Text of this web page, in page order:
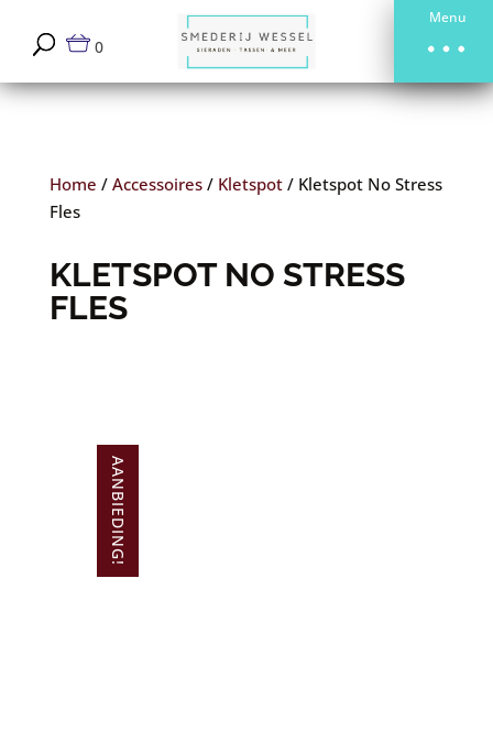
Menu
0
Home / Accessoires/ Kletspot/ Kletspot No Stress
Fles
KLETSPOT NO STRESS
FLES
AANBIEDING!